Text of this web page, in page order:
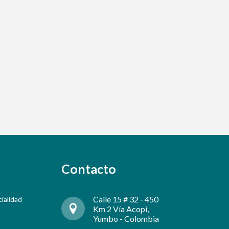
Contacto
Calle 15 # 32 - 450
Km 2 Vía Acopi,
Yumbo - Colombia